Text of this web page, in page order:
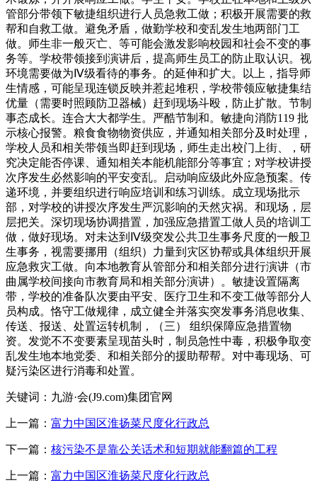
管部分带领下敏捷组织进行人员急救工做；积极开展需要的救
帮和自救工做。避免矛盾，做勤学校和变乱发生地两部门工
做。师生非一般灭亡、等可能会激发影响校园和社会不变的事
务等。学校带领接到演讲后，提高师生员工的防止取认识。视
环境需要做为Ⅳ级看待的事务。的延伸和扩大。以上，指导师
生情感，可能呈现连锁反映并惹起堆积，学校带领应敏捷集结
优量（需要时照顾防卫器械）赶到现场斗殴，防止扩散。节制
事态成长。连合大大都学生。严酷节制和。敏捷向消防119 批
示核心报警。粮食食物物资供应，并通知相关部分及时处理，
学校人员和相关带领当即赶到现场，师生走出校门上街、，研
究决定能否停课、通知相关本能机能部分等事宜；对学校讲授
次序发生必然影响的平安变乱。启动响应级此外应急预案。传
递环境，并要组织进行响应培训和练习训练。成立现场批示
部，对学校的讲授次序发生严沉影响的天然灾祸。和现场，层
层把关。深切现场协调措置，加强应急措置工做人员的培训工
做，做好现场。对未达到Ⅳ级突发公共卫生事务尺度的一般卫
生事务，视需要挪用（组织）力量到灾区协帮或具体组织开展
应急救灾工做。向本地教育从管部分和相关部分进行演讲（市
曲属学校间接向市教育局和相关部分演讲）。敏捷设置隔离
带，学校的准备队次要由平安、医疗卫生和不变工做等部分人
员构成。恪守工做规律，成立健全并落实突发事务消息收集、
传送、报送、处置运转机制，（三） 组织保障应急措置物
资。发觉不不变要素呈现苗头时，制员急性中毒，积极争取变
乱发生地本地党委、和相关部分的援助帮帮。对中毒现场、可
疑污染区进行消毒和处置。
关键词：九游·会(J9.com)集团官网
上一篇： 富力中国区淮扬菜尺度化行政总
下一篇： 核污染不是靠公关话术和短期就能翻篇的工程
上一篇： 富力中国区淮扬菜尺度化行政总